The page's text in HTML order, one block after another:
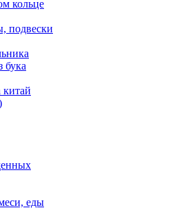
кольце
подвески
бука
китай
еды